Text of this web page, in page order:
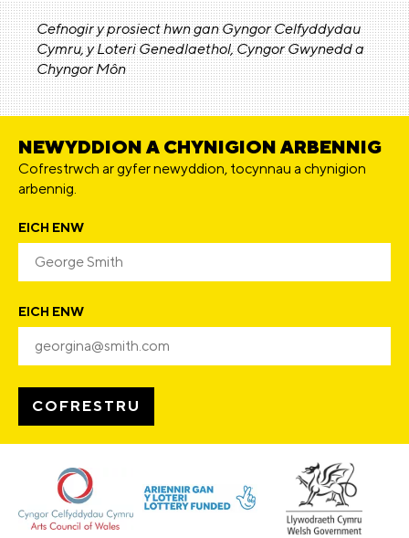
Cefnogir y prosiect hwn gan Gyngor Celfyddydau
Cymru, y Loteri Genedlaethol, Cyngor Gwynedd a
Chyngor Môn
NEWYDDION A CHYNIGION ARBENNIG
Cofrestrwch ar gyfer newyddion, tocynnau a chynigion
arbennig.
EICH ENW
EICH ENW